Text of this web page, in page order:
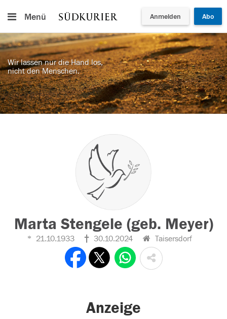
Menü Anmelden Abo
Wir lassen nur die Hand los,
nicht den Menschen.
Marta Stengele (geb. Meyer)
21.10.1933 30.10.2024 Taisersdorf
Anzeige